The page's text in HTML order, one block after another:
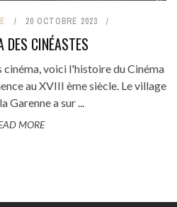
20 OCTOBRE 2023
DES CINÉASTES
voici l'histoire du Cinéma
au XVIII ème siècle. Le village
Garenne a sur ...
MORE